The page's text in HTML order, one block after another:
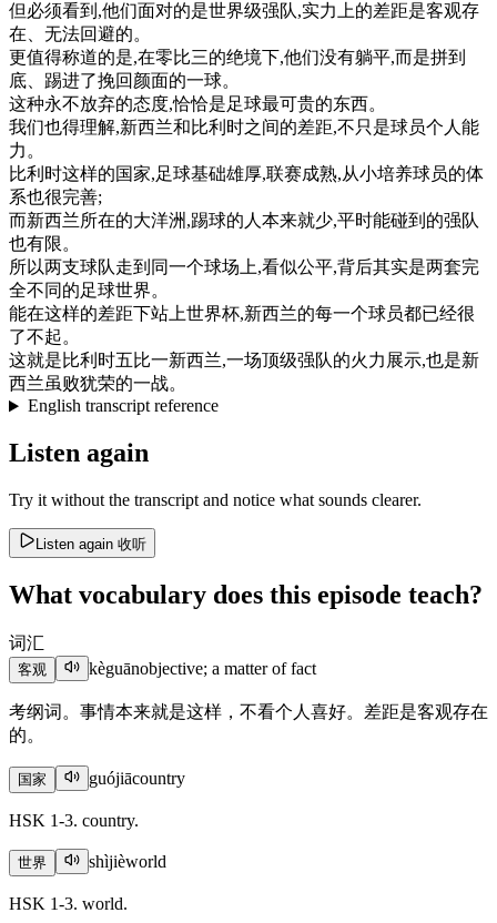
但必须看到 ,他们面对的是世界级强队,实力上的差距是客观存
在、 无法回避的。
更值得称道的是,在零比三的绝境下,他们没有躺平,而是拼到
底、 踢进了挽回 颜面的一球。
这种永不放弃的态度,恰恰是足球最可贵的东西。
我们也得理解,新西兰和比利 时之间的差距,不只是球员个人能
力。
比利 时这样的国家,足球基础雄厚,联赛成熟,从小培养球员的体
系也很完善;
而新西兰所在的大洋洲 ,踢球的人本来就少,平时能碰到 的强队
也有限。
所以两支球队走到 同一个球场上,看似公平,背后其实是两套完
全不同 的足球世界。
能在这样的差距下站上世界杯,新西兰的每一个球员都已经很
了不起。
这就是比利 时五比一新西兰,一场顶级强队的火力展示,也是新
西兰虽败犹荣的一战。
English transcript reference
Listen again
Try it without the transcript and notice what sounds clearer.
Listen again 收听
What vocabulary does this episode teach?
词汇
客观 kèguānobjective; a matter of fact
考纲词。事情本来就是这样，不看个人喜好。差距是客观存在
的。
国家 guójiācountry
HSK 1-3. country.
世界 shìjièworld
HSK 1-3. world.